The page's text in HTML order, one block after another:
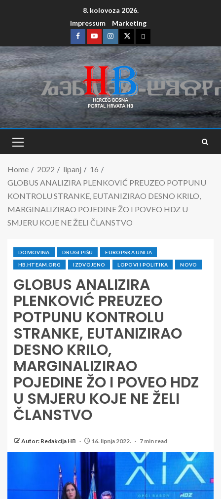
8. kolovoza 2026.
Impressum
Marketing
Home 2022 lipanj
16
GLOBUS ANALIZIRA PLENKOVIĆ PREUZEO POTPUNU
KONTROLU STRANKE, EUTANIZIRAO DESNO KRILO,
MARGINALIZIRAO POJEDINE ŽO I POVEO HDZ U
SMJERU KOJE NE ŽELI ČLANSTVO
DOMOVINA DRUGI PIŠU EUROPSKA UNIJA
HB.HTEAM.ORG IZDVOJENO LOPOVI I POLITIKA NOVO
GLOBUS ANALIZIRA
PLENKOVIĆ PREUZEO
POTPUNU KONTROLU
STRANKE, EUTANIZIRAO
DESNO KRILO,
MARGINALIZIRAO
POJEDINE ŽO I POVEO HDZ
U SMJERU KOJE NE ŽELI
ČLANSTVO
Autor: Redakcija HB 16. lipnja 2022. 7 min read